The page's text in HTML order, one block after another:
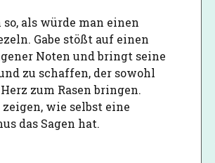
als würde man einen
Gabe stößt auf einen
Noten und bringt seine
zu schaffen, der sowohl
zum Rasen bringen.
wie selbst eine
das Sagen hat.